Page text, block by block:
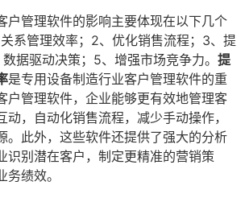
户管理软件的影响主要体现在以下几个
系管理效率；2、优化销售流程；3、提
据驱动决策；5、增强市场竞争力。 提
是专用设备制造行业客户管理软件的重
户管理软件，企业能够更有效地管理客
动，自动化销售流程，减少手动操作，
。此外，这些软件还提供了强大的分析
识别潜在客户，制定更精准的营销策
绩效。